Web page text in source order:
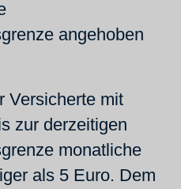
angehoben
Versicherte mit
zur derzeitigen
monatliche
als 5 Euro. Dem